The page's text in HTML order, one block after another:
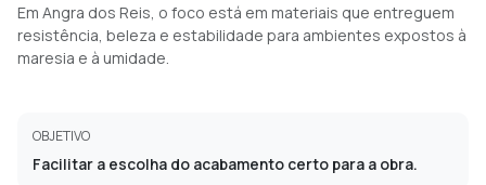
Em Angra dos Reis, o foco está em materiais que entreguem
resistência, beleza e estabilidade para ambientes expostos à
maresia e à umidade.
OBJETIVO
Facilitar a escolha do acabamento certo para a obra.